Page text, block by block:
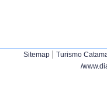
Sitemap | Turismo
/